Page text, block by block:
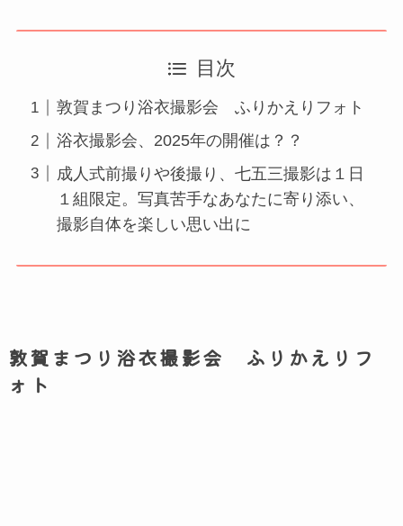
目次
敦賀まつり浴衣撮影会 ふりかえりフォト
浴衣撮影会、2025年の開催は？？
成人式前撮りや後撮り、七五三撮影は１日
１組限定。写真苦手なあなたに寄り添い、
撮影自体を楽しい思い出に
敦賀まつり浴衣撮影会 ふりかえりフ
ォト